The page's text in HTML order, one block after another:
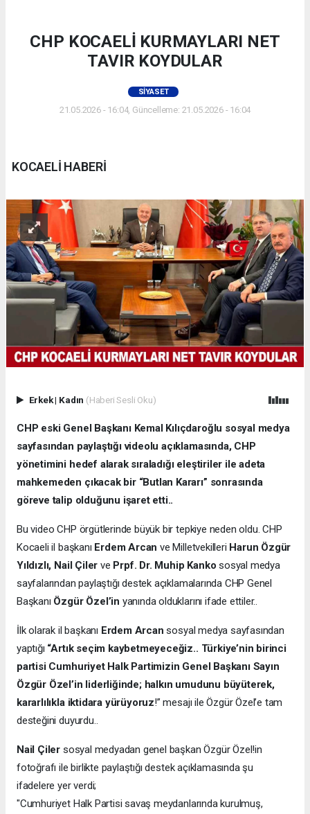
CHP KOCAELİ KURMAYLARI NET
TAVIR KOYDULAR
SIYASET
21.05.2026 - 16:04, Güncelleme: 21.05.2026 - 16:04
KOCAELİ HABERİ
Erkek| Kadın (Haberi Sesli Oku)
CHP eski Genel Başkanı Kemal Kılıçdaroğlu sosyal medya
sayfasından paylaştığı videolu açıklamasında, CHP
yönetimini hedef alarak sıraladığı eleştiriler ile adeta
mahkemeden çıkacak bir “Butlan Kararı” sonrasında
göreve talip olduğunu işaret etti..
Bu video CHP örgütlerinde büyük bir tepkiye neden oldu. CHP
Kocaeli il başkanı Erdem Arcanve Milletvekilleri Harun Özgür
Yıldızlı, Nail Çiler ve Prpf. Dr. Muhip Kankososyal medya
sayfalarından paylaştığı destek açıklamalarında CHP Genel
Başkanı Özgür Özel’in yanında olduklarını ifade ettiler..
İlk olarak il başkanı Erdem Arcansosyal medya sayfasından
yaptığı “Artık seçim kaybetmeyeceğiz.. Türkiye’nin birinci
partisi Cumhuriyet Halk Partimizin Genel Başkanı Sayın
Özgür Özel’in liderliğinde; halkın umudunu büyüterek,
kararlılıkla iktidara yürüyoruz!” mesajı ile Özgür Özel’e tam
desteğini duyurdu..
Nail Çiler sosyal medyadan genel başkan Özgür Özel!in
fotoğrafı ile birlikte paylaştığı destek açıklamasında şu
ifadelere yer verdi;
"Cumhuriyet Halk Partisi savaş meydanlarında kurulmuş,